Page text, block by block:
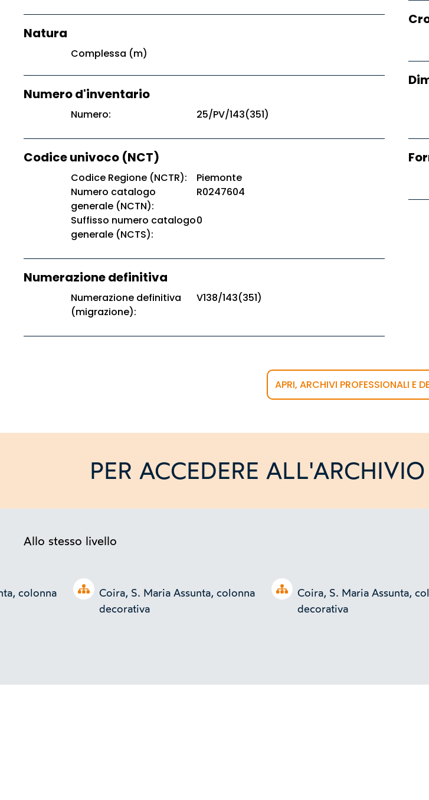
Natura
Complessa (m)
Numero d'inventario
Numero: 25/PV/143(351)
Codice univoco (NCT)
Codice Regione (NCTR):
Piemonte
Numero catalogo
generale (NCTN):
R0247604
Suffisso numero catalogo
generale (NCTS):
0
Numerazione definitiva
Numerazione definitiva
(migrazione):
V138/143(351)
APRI, ARCHIVI PROFESSIONALI E
PER ACCEDERE ALL'ARCHIVIO
Allo stesso livello
Open tree
colonna Open tree
Coira, S. Maria Assunta, colonna
decorativa
Coira, S. Maria Assunta,
decorativa